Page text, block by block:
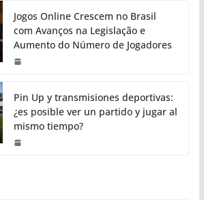
Jogos Online Crescem no Brasil
com Avanços na Legislação e
Aumento do Número de Jogadores
Pin Up y transmisiones deportivas:
¿es posible ver un partido y jugar al
mismo tiempo?